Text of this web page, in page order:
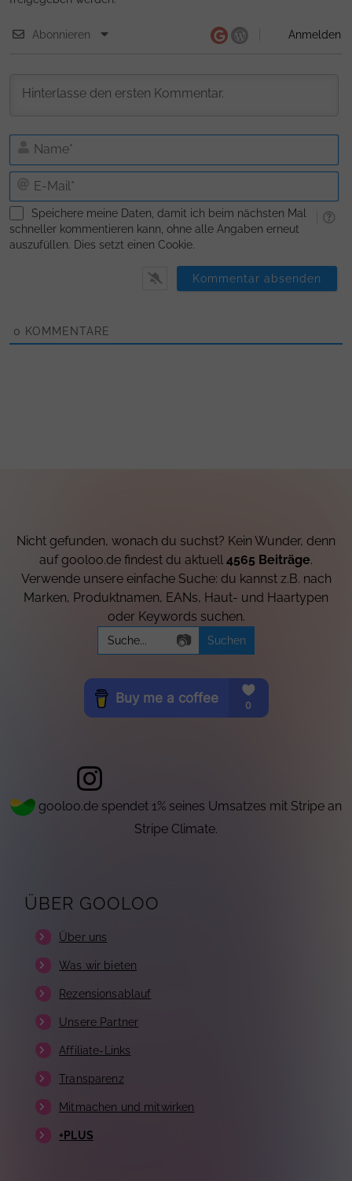
Abonnieren Anmelden
E-
Speichere meine Daten, damit ich beim nächsten Mal
schneller kommentieren kann, ohne alle Angaben erneut
auszufüllen. Dies setzt einen Cookie.
0 KOMMENTARE
Nicht gefunden, wonach du suchst? Kein Wunder, denn
auf gooloo.de findest du aktuell 4565 Beiträge.
Verwende unsere einfache Suche: du kannst z.B. nach
Marken, Produktnamen, EANs, Haut- und Haartypen
oder Keywords suchen.
Search
for:
📷
gooloo.de spendet 1% seines Umsatzes mit Stripe an
Stripe Climate.
ÜBER GOOLOO
Über uns
Was wir bieten
Rezensionsablauf
Unsere Partner
Affiliate-Links
Transparenz
Mitmachen und mitwirken
+PLUS